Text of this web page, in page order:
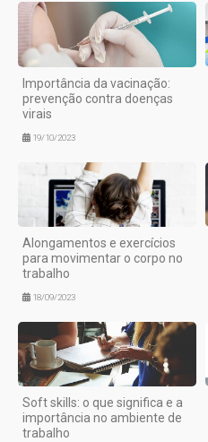
Importância da vacinação:
prevenção contra doenças
virais
19/10/2023
Alongamentos e exercícios
para movimentar o corpo no
trabalho
18/09/2023
Soft skills: o que significa e a
importância no ambiente de
trabalho